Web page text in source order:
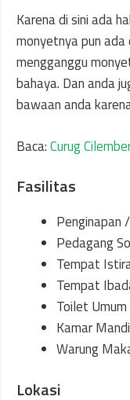
Karena di sini ada
monyetnya pun ada
mengganggu
bahaya. Dan anda
bawaan anda
Baca:Curug
Fasilitas
Pedagang
Tempat
Tempat
Toilet Umum
Kamar Mandi
Warung
Lokasi